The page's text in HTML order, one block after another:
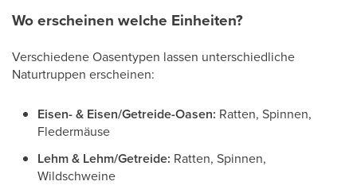
Wo erscheinen welche Einheiten?
Verschiedene Oasentypen lassen unterschiedliche
Naturtruppen erscheinen:
Eisen- & Eisen/Getreide-Oasen: Ratten, Spinnen,
Fledermäuse
Lehm & Lehm/Getreide: Ratten, Spinnen,
Wildschweine